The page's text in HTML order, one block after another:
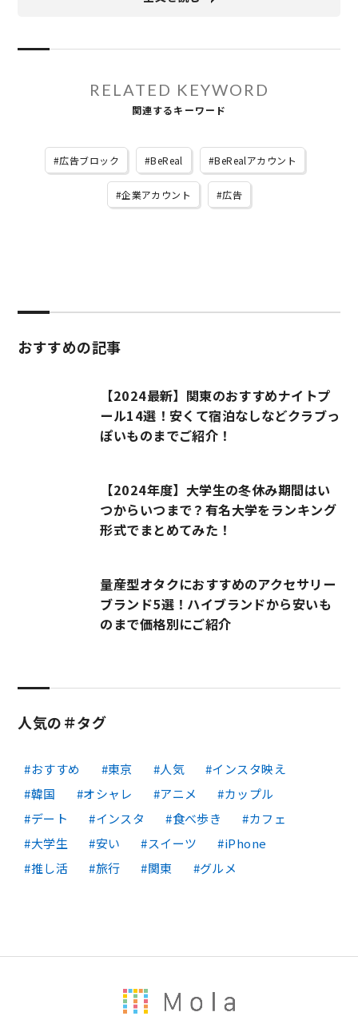
RELATED KEYWORD
関連するキーワード
広告ブロック BeReal BeRealアカウント
企業アカウント 広告
おすすめの記事
【2024最新】関東のおすすめナイトプ
ール14選！安くて宿泊なしなどクラブっ
ぽいものまでご紹介！
【2024年度】大学生の冬休み期間はい
つからいつまで？有名大学をランキング
形式でまとめてみた！
量産型オタクにおすすめのアクセサリー
ブランド5選！ハイブランドから安いも
のまで価格別にご紹介
人気の＃タグ
おすすめ 東京 人気
インスタ映え
韓国
オシャレ アニメ
カップル
デート
インスタ 食べ歩き
カフェ
大学生
安い スイーツ
iPhone
推し活
旅行 関東 グルメ